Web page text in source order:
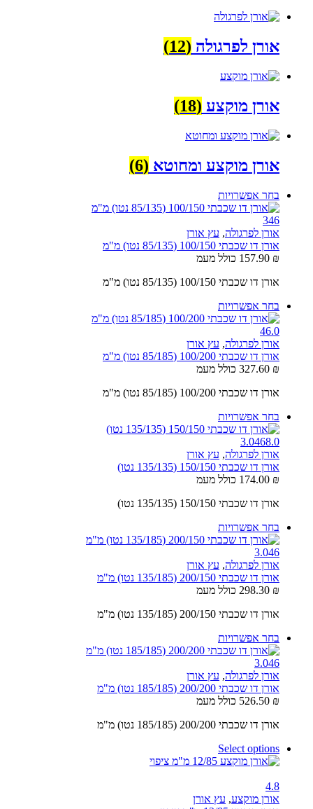
אורן לפרגולה (12)
אורן מוקצע (18)
אורן מוקצע ומחוטא (6)
בחר אפשרויות
346
אורן לפרגולה, עץ אורן
אורן דו שכבתי 100/150 (85/135 נטו) מ"מ
157.90 ₪
כולל מעמ
אורן דו שכבתי 100/150 (85/135 נטו) מ"מ
בחר אפשרויות
46.0
אורן לפרגולה, עץ אורן
אורן דו שכבתי 100/200 (85/185 נטו) מ"מ
327.60 ₪
כולל מעמ
אורן דו שכבתי 100/200 (85/185 נטו) מ"מ
בחר אפשרויות
3.0468.0
אורן לפרגולה, עץ אורן
אורן דו שכבתי 150/150 (135/135 נטו)
174.00 ₪
כולל מעמ
אורן דו שכבתי 150/150 (135/135 נטו)
בחר אפשרויות
3.046
אורן לפרגולה, עץ אורן
אורן דו שכבתי 200/150 (135/185 נטו) מ"מ
298.30 ₪
כולל מעמ
אורן דו שכבתי 200/150 (135/185 נטו) מ"מ
בחר אפשרויות
3.046
אורן לפרגולה, עץ אורן
אורן דו שכבתי 200/200 (185/185 נטו) מ"מ
526.50 ₪
כולל מעמ
אורן דו שכבתי 200/200 (185/185 נטו) מ"מ
Select options
4.8
אורן מוקצע, עץ אורן